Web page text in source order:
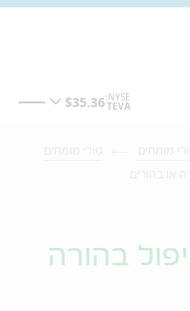
בהורה